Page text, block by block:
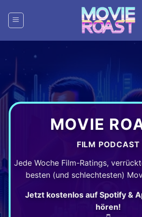
Inhalt
springen
MOVIE
FILM PODCAST
Jede Woche Film-Ratings,
besten (und schlechtesten)
Jetzt kostenlos auf Spotify &
hören!